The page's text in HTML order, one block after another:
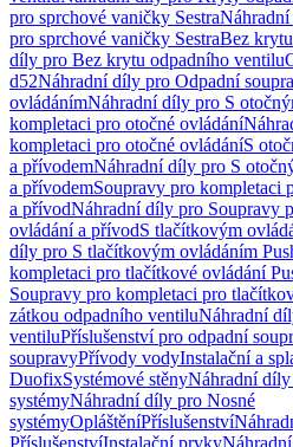
pro sprchové vaničky Sestra
pro sprchové vaničky SestraBez
díly pro Bez krytu odpadního ventilu
d52Náhradní díly pro Odpadní
ovládánímNáhradní díly pro S
kompletaci pro otočné ovládání
kompletaci pro otočné ovládáníS
a přívodemNáhradní díly pro S
a přívodemSoupravy pro kompletaci
a přívodNáhradní díly pro Soupravy
ovládání a přívodS tlačítkovým
díly pro S tlačítkovým ovládáním
kompletaci pro tlačítkové ovládání
Soupravy pro kompletaci pro
zátkou odpadního ventiluNáhradní
ventiluPříslušenství pro odpadní
soupravyPřívody vodyInstalační a
DuofixSystémové stěnyNáhradní díly
systémyNáhradní díly pro Nosné
systémyOpláštěníPříslušenství
PříslušenstvíInstalační prvky